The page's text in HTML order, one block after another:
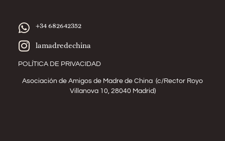
+34 682642352
lamadredechina
POLÍTICA DE PRIVACIDAD
Asociación de Amigos de Madre de China (c/Rector Royo
Villanova 10, 28040 Madrid)